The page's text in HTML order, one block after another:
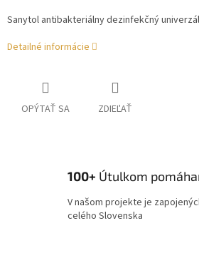
Sanytol antibakteriálny dezinfekčný
Detailné informácie
OPÝTAŤ SA ZDIEĽAŤ
100+ Útulkom
V našom projekte je
celého Slovenska